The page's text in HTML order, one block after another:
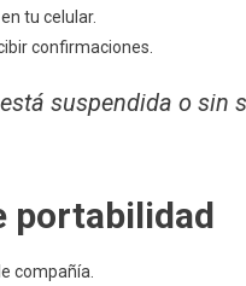
tu celular.
confirmaciones.
suspendida o sin
portabilidad
compañía.